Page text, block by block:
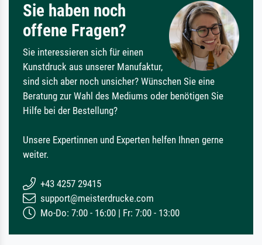
Sie haben noch
offene Fragen?
Sie interessieren sich für einen
Kunstdruck aus unserer Manufaktur,
sind sich aber noch unsicher? Wünschen Sie eine
Beratung zur Wahl des Mediums oder benötigen Sie
Hilfe bei der Bestellung?
Unsere Expertinnen und Experten helfen Ihnen gerne
weiter.
+43 4257 29415
support@meisterdrucke.com
Mo-Do: 7:00 - 16:00 | Fr: 7:00 - 13:00